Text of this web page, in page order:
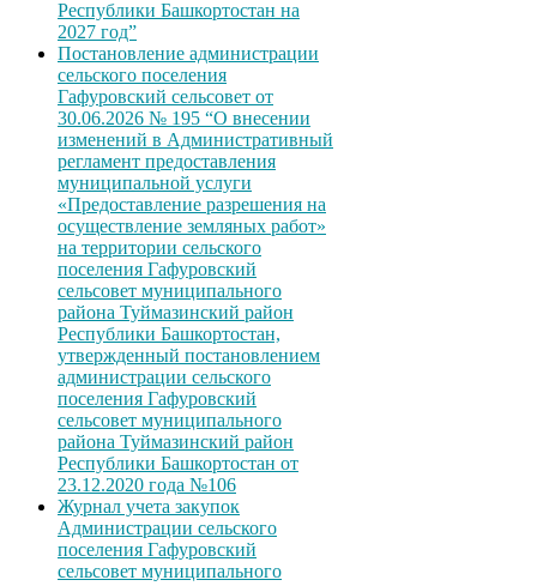
Республики Башкортостан на
2027 год”
Постановление администрации
сельского поселения
Гафуровский сельсовет от
30.06.2026 № 195 “О внесении
изменений в Административный
регламент предоставления
муниципальной услуги
«Предоставление разрешения на
осуществление земляных работ»
на территории сельского
поселения Гафуровский
сельсовет муниципального
района Туймазинский район
Республики Башкортостан,
утвержденный постановлением
администрации сельского
поселения Гафуровский
сельсовет муниципального
района Туймазинский район
Республики Башкортостан от
23.12.2020 года №106
Журнал учета закупок
Администрации сельского
поселения Гафуровский
сельсовет муниципального